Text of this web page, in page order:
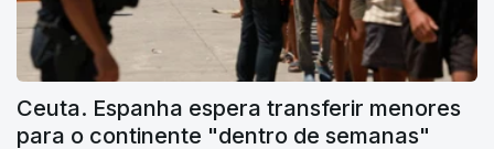
Ceuta. Espanha espera transferir menores
para o continente "dentro de semanas"